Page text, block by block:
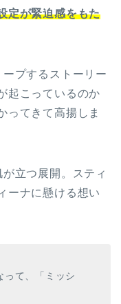
定が緊迫感をもた
プするストーリー
起こっているのか
ってきて高揚しま
立つ展開。スティ
ーナに懸ける想い
って、「ミッシ